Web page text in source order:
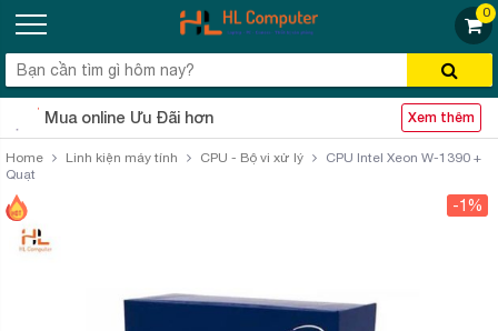
0
Mua online Ưu Đãi hơn Xem thêm
Home Linh kiện máy tính CPU - Bộ vi xử lý
CPU Intel Xeon W-1390 +
Quạt
-1%